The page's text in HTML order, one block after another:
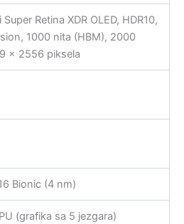
Retina XDR OLED, HDR10,
1000 nita (HBM), 2000
x 2556 piksela
Bionic (4 nm)
(grafika sa 5 jezgara)